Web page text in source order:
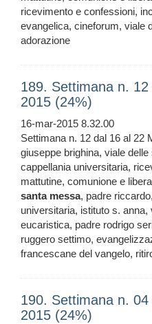
ricevimento e confessioni,
evangelica, cineforum, viale
adorazione
189. Settimana n.
2015 (24%)
16-mar-2015 8.32.00
Settimana n. 12 dal 16 al 22
giuseppe brighina, viale
cappellania universitaria,
mattutine, comunione e
santa messa, padre
universitaria, istituto s.
eucaristica, padre rodrigo
ruggero settimo,
francescane del vangelo,
190. Settimana n.
2015 (24%)